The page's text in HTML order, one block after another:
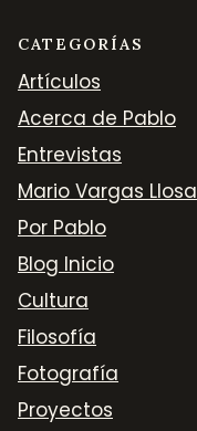
CATEGORÍAS
Artículos
Acerca de Pablo
Entrevistas
Mario Vargas Llosa
Por Pablo
Blog Inicio
Cultura
Filosofía
Fotografía
Proyectos